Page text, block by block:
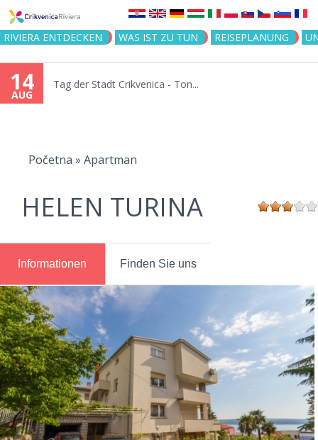
Jump to navigation
RIVIERA ENTDECKEN WAS IST ZU TUN REISEPLANUNG
14
AUG
Tag der Stadt Crikvenica - Ton...
Početna » Apartman
HELEN TURINA
Informationen Finden Sie uns